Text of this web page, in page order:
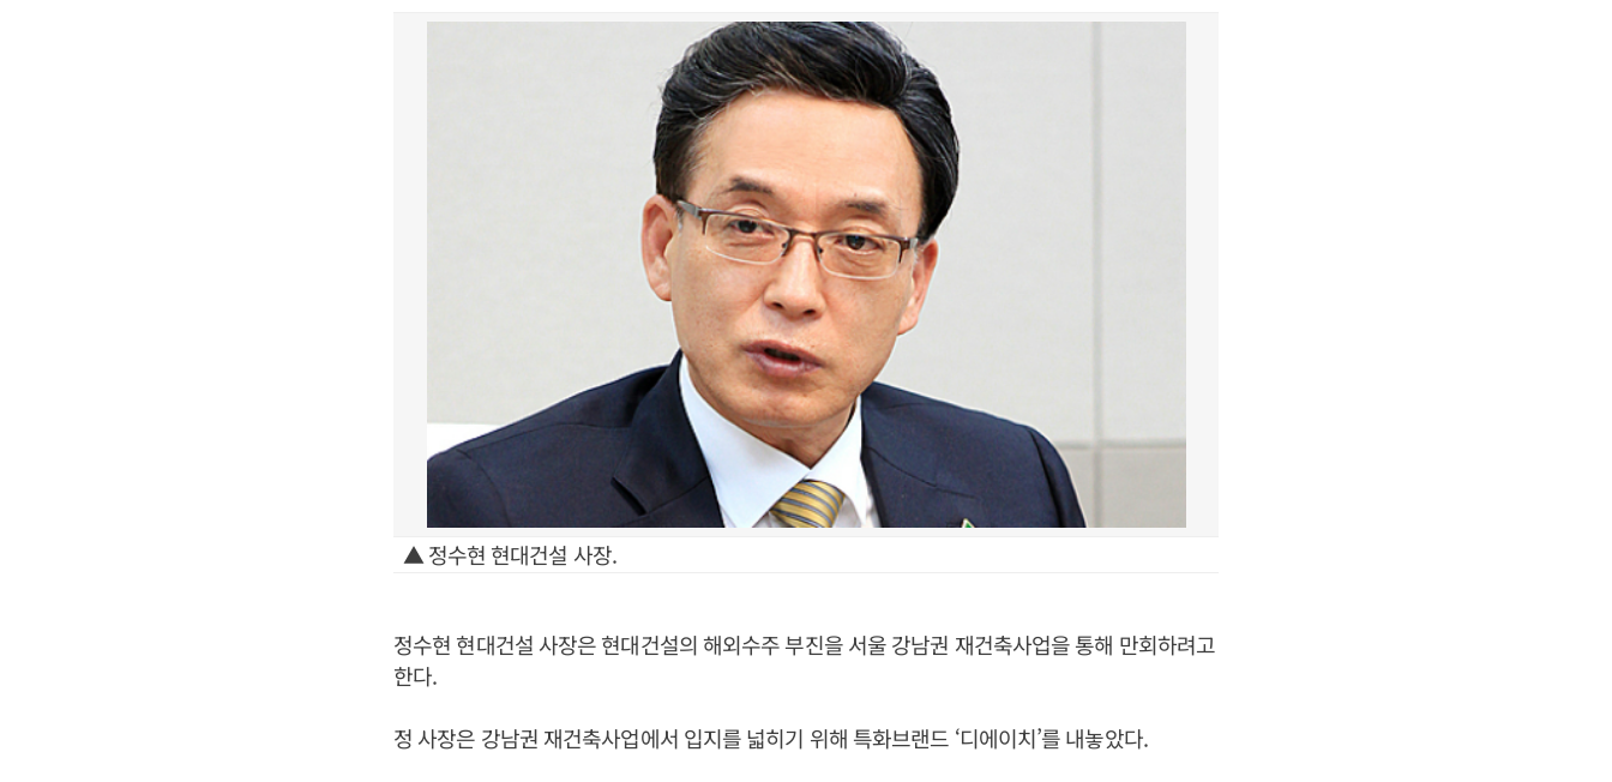
▲ 정수현 현대건설 사장.
정수현 현대건설 사장은 현대건설의 해외수주 부진을 서울 강남권 재건축사업을 통해 만회하려고
한다.
정 사장은 강남권 재건축사업에서 입지를 넓히기 위해 특화브랜드 ‘디에이치’를 내놓았다.